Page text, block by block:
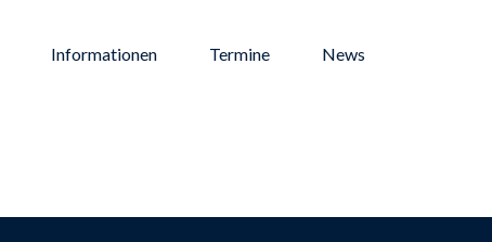
Informationen Termine News